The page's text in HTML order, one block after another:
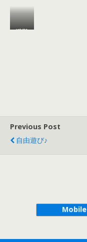
♪
避難
Previous Post
自由遊び♪
Mobile